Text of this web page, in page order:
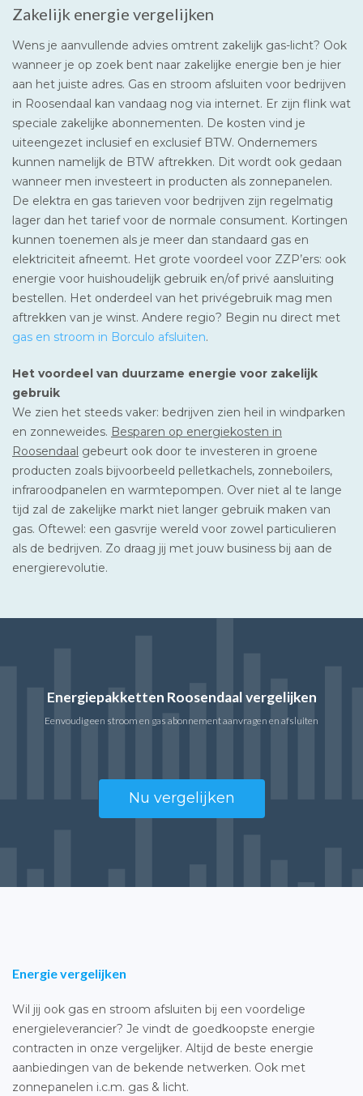
Zakelijk energie vergelijken
Wens je aanvullende advies omtrent zakelijk gas-licht? Ook
wanneer je op zoek bent naar zakelijke energie ben je hier
aan het juiste adres. Gas en stroom afsluiten voor bedrijven
in Roosendaal kan vandaag nog via internet. Er zijn flink wat
speciale zakelijke abonnementen. De kosten vind je
uiteengezet inclusief en exclusief BTW. Ondernemers
kunnen namelijk de BTW aftrekken. Dit wordt ook gedaan
wanneer men investeert in producten als zonnepanelen.
De elektra en gas tarieven voor bedrijven zijn regelmatig
lager dan het tarief voor de normale consument. Kortingen
kunnen toenemen als je meer dan standaard gas en
elektriciteit afneemt. Het grote voordeel voor ZZP’ers: ook
energie voor huishoudelijk gebruik en/of privé aansluiting
bestellen. Het onderdeel van het privégebruik mag men
aftrekken van je winst. Andere regio? Begin nu direct met
gas en stroom in Borculo afsluiten.
Het voordeel van duurzame energie voor zakelijk
gebruik
We zien het steeds vaker: bedrijven zien heil in windparken
en zonneweides. Besparen op energiekosten in
Roosendaal gebeurt ook door te investeren in groene
producten zoals bijvoorbeeld pelletkachels, zonneboilers,
infraroodpanelen en warmtepompen. Over niet al te lange
tijd zal de zakelijke markt niet langer gebruik maken van
gas. Oftewel: een gasvrije wereld voor zowel particulieren
als de bedrijven. Zo draag jij met jouw business bij aan de
energierevolutie.
Energiepakketten Roosendaal vergelijken
Eenvoudig een stroom en gas abonnement aanvragen en afsluiten
Nu vergelijken
Energie vergelijken
Wil jij ook gas en stroom afsluiten bij een voordelige
energieleverancier? Je vindt de goedkoopste energie
contracten in onze vergelijker. Altijd de beste energie
aanbiedingen van de bekende netwerken. Ook met
zonnepanelen i.c.m. gas & licht.